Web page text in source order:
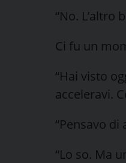
“No. L’altro
Ci fu un
“Hai visto
acceleravi.
“Pensavo di
“Lo so. Ma